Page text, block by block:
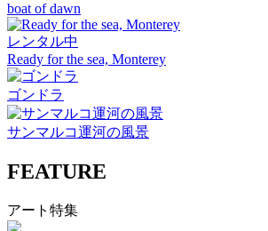
boat of dawn
レンタル中
Ready for the sea, Monterey
ゴンドラ
サンマルコ運河の風景
FEATURE
アート特集